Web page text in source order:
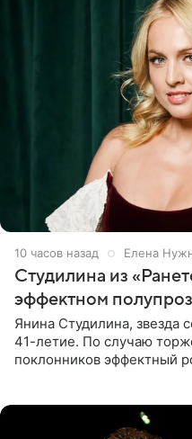
10 часов назад Елена
Студилина из
эффектном
Янина Студилина, звезда
41-летие. По случаю
поклонников эффектный